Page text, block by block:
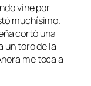
vine por
muchísimo.
cortó una
un toro de la
me toca a